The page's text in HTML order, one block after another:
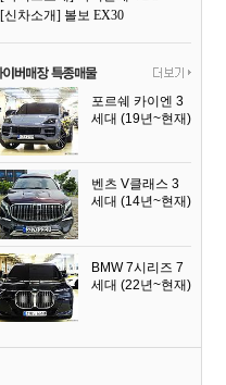
[신차소개] 볼보 EX30
포르쉐 카이엔 3
세대 (19년~현재)
벤츠 V클래스 3
세대 (14년~현재)
BMW 7시리즈 7
세대 (22년~현재)